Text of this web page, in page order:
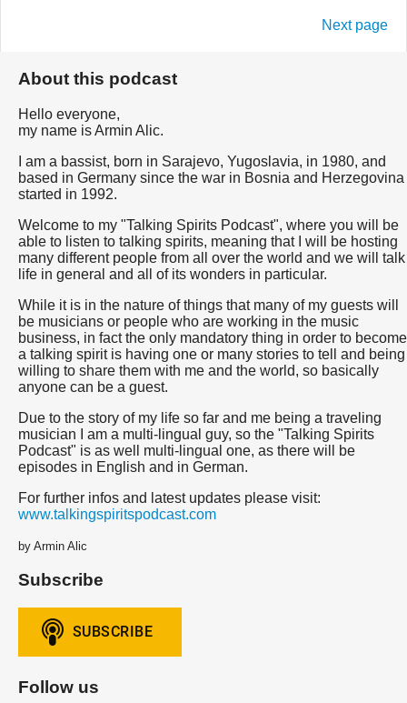
Next page
About this podcast
Hello everyone,
my name is Armin Alic.
I am a bassist, born in Sarajevo, Yugoslavia, in 1980, and
based in Germany since the war in Bosnia and Herzegovina
started in 1992.
Welcome to my "Talking Spirits Podcast", where you will be
able to listen to talking spirits, meaning that I will be hosting
many different people from all over the world and we will talk
life in general and all of its wonders in particular.
While it is in the nature of things that many of my guests will
be musicians or people who are working in the music
business, in fact the only mandatory thing in order to become
a talking spirit is having one or many stories to tell and being
willing to share them with me and the world, so basically
anyone can be a guest.
Due to the story of my life so far and me being a traveling
musician I am a multi-lingual guy, so the "Talking Spirits
Podcast" is as well multi-lingual one, as there will be
episodes in English and in German.
For further infos and latest updates please visit:
www.talkingspiritspodcast.com
by Armin Alic
Subscribe
Follow us